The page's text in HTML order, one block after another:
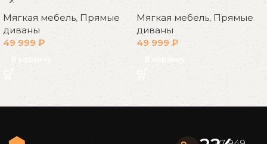
Мягкая мебель, Прямые
диваны
49 999₽
В корзину
Мягкая мебель, Прямые
диваны
49 999₽
В корзину
Read More